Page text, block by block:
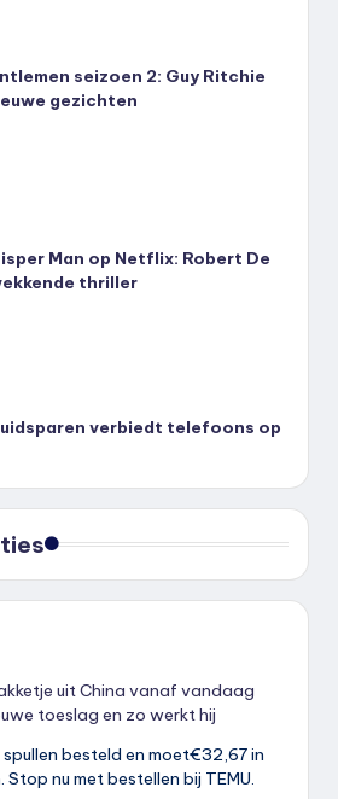
seizoen 2: Guy Ritchie
gezichten
Man op Netflix: Robert De
thriller
verbiedt telefoons op
uit China vanaf vandaag
toeslag en zo werkt hij
besteld en moet€32,67 in
nu met bestellen bij TEMU.